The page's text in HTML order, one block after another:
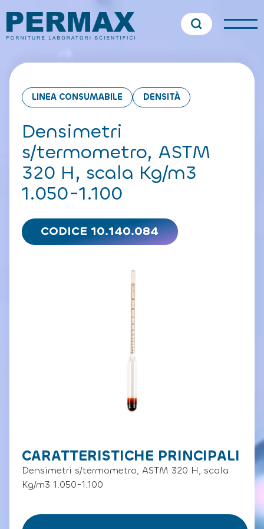
LINEA CONSUMABILE DENSITÀ
Densimetri
s/termometro, ASTM
320 H, scala Kg/m3
1.050-1.100
CODICE 10.140.084
CARATTERISTICHE PRINCIPALI
Densimetri s/termometro, ASTM 320 H, scala
Kg/m3 1.050-1.100